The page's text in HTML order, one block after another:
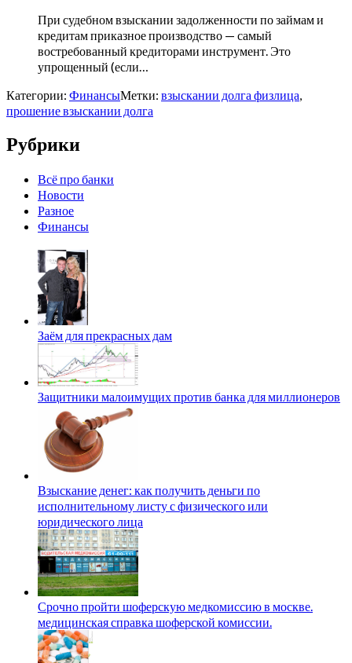
При судебном взыскании задолженности по займам и
кредитам приказное производство — самый
востребованный кредиторами инструмент. Это
упрощенный (если…
Категории: ФинансыМетки: взыскании долга физлица,
прошение взыскании долга
Рубрики
Всё про банки
Новости
Разное
Финансы
Заём для прекрасных дам
Защитники малоимущих против банка для миллионеров
Взыскание денег: как получить деньги по
исполнительному листу с физического или
юридического лица
Срочно пройти шоферскую медкомиссию в москве.
медицинская справка шоферской комиссии.